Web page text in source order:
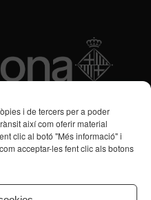
i de tercers per a poder
així com oferir material
clic al botó "Més informació" i
acceptar-les fent clic als botons
Familiar